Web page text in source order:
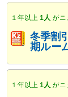
１年以上 1人 がニ
冬季割
期ルー
１年以上 1人 がニ